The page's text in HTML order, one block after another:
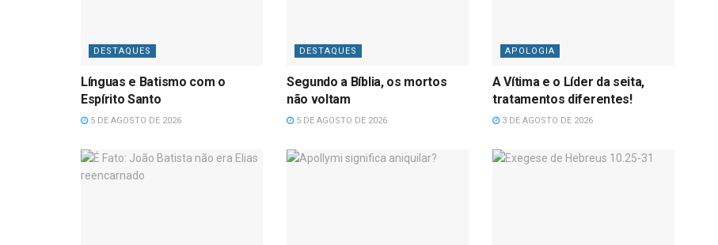
DESTAQUES
Línguas e Batismo com o
Espírito Santo
5 DE AGOSTO DE 2026
DESTAQUES
Segundo a Bíblia, os mortos
não voltam
5 DE AGOSTO DE 2026
APOLOGIA
A Vítima e o Líder da seita,
tratamentos diferentes!
3 DE AGOSTO DE 2026